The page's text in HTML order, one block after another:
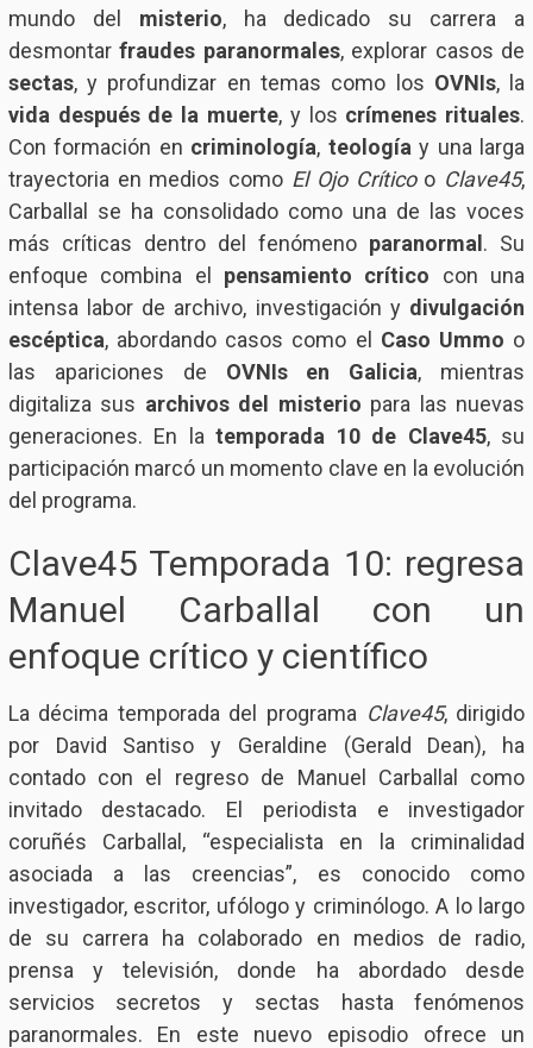
mundo del misterio, ha dedicado su carrera a
desmontarfraudes paranormales, explorar casos de
sectas, y profundizar en temas como los OVNIs, la
vida después de la muerte, y los crímenes rituales.
Con formación en criminología, teología y una larga
trayectoria en medios como El Ojo Críticoo Clave45,
Carballal se ha consolidado como una de las voces
más críticas dentro del fenómeno paranormal . Su
enfoque combina el pensamiento crítico con una
intensa labor de archivo, investigación y divulgación
escéptica, abordando casos como el Caso Ummo o
las apariciones de OVNIs en Galicia, mientras
digitaliza sus archivos del misterio para las nuevas
generaciones. En latemporada 10 de Clave45, su
participación marcó un momento clave en la evolución
del programa.
Clave45 Temporada 10: regresa
Manuel Carballal con un
enfoque crítico y científico
La décima temporada del programa Clave45, dirigido
por David Santiso y Geraldine (Gerald Dean), ha
contado con el regreso de Manuel Carballal como
invitado destacado. El periodista e investigador
coruñés Carballal, “especialista en la criminalidad
asociada a las creencias”, es conocido como
investigador, escritor, ufólogo y criminólogo. A lo largo
de su carrera ha colaborado en medios de radio,
prensa y televisión, donde ha abordado desde
servicios secretos y sectas hasta fenómenos
paranormales. En este nuevo episodio ofrece un